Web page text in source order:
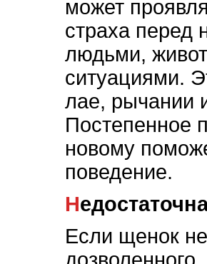
может
страха перед
людьми,
ситуациями.
лае, рычании
Постепенное
новому
поведение.
Если щенок